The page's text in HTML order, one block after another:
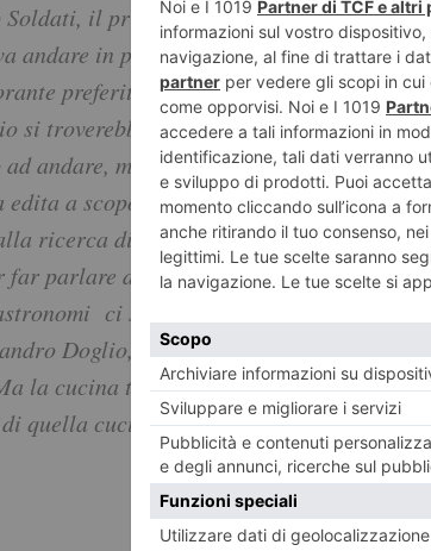
il primo scopritore della cultura
andare in provincia. Amava la locanda
preferito da Giolitti. A Torino mal si
si troverebbe spiazzato.
Ho preso in un
andare, malgrado la dieta ferrea che mi
edita a scopo pubblicitario da un
ricerca di ricette bislacche che
far parlare di sé. Gente che cerca la
ci sono ed il migliore è
Doglio, il gentiluomo di campagna
la cucina torinese non offre più le
quella cucina toscana che sotto la
Duchesse”,
“paglia e
ribollita che